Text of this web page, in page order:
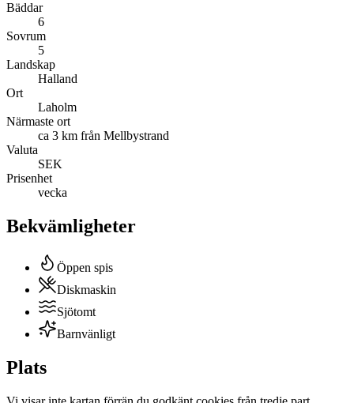
Bäddar
6
Sovrum
5
Landskap
Halland
Ort
Laholm
Närmaste ort
ca 3 km från Mellbystrand
Valuta
SEK
Prisenhet
vecka
Bekvämligheter
Öppen spis
Diskmaskin
Sjötomt
Barnvänligt
Plats